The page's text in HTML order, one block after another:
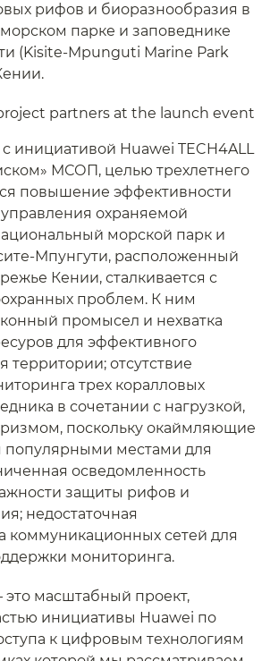
рифов и биоразнообразия в
парке и заповеднике
(Kisite-Mpunguti Marine Park
инициативой Huawei TECH4ALL
МСОП, целью трехлетнего
повышение эффективности
охраняемой
морской парк и
Мпунгути, расположенный
Кении, сталкивается с
проблем. К ним
промысел и нехватка
для эффективного
территории; отсутствие
трех коралловых
в сочетании с нагрузкой,
поскольку окаймляющие
местами для
осведомленность
защиты рифов и
недостаточная
коммуникационных сетей для
мониторинга.
масштабный проект,
инициативы Huawei по
к цифровым технологиям